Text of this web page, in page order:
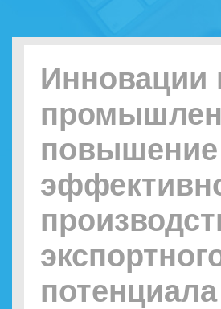
Инновации
повышение